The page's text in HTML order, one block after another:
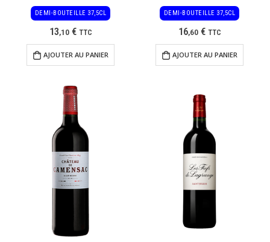
DEMI-BOUTEILLE 37,5CL
13,10 € TTC
AJOUTER AU PANIER
DEMI-BOUTEILLE 37,5CL
16,60 € TTC
AJOUTER AU PANIER